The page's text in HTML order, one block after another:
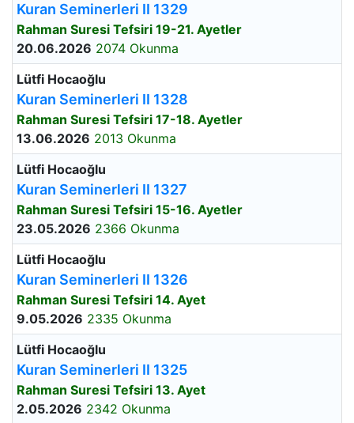
Kuran Seminerleri II 1329
Rahman Suresi Tefsiri 19-21. Ayetler
20.06.2026 2074 Okunma
Lütfi Hocaoğlu
Kuran Seminerleri II 1328
Rahman Suresi Tefsiri 17-18. Ayetler
13.06.2026 2013 Okunma
Lütfi Hocaoğlu
Kuran Seminerleri II 1327
Rahman Suresi Tefsiri 15-16. Ayetler
23.05.2026 2366 Okunma
Lütfi Hocaoğlu
Kuran Seminerleri II 1326
Rahman Suresi Tefsiri 14. Ayet
9.05.2026 2335 Okunma
Lütfi Hocaoğlu
Kuran Seminerleri II 1325
Rahman Suresi Tefsiri 13. Ayet
2.05.2026 2342 Okunma